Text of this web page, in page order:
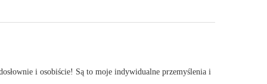
i osobiście! Są to moje indywidualne przemyślenia i